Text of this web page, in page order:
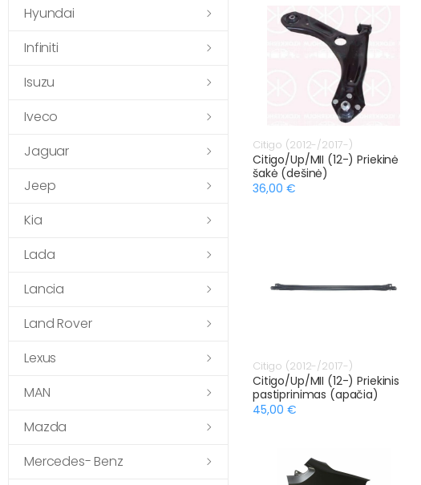
Hyundai
Infiniti
Isuzu
Iveco
Jaguar
Jeep
Kia
Lada
Lancia
Land Rover
Lexus
MAN
Mazda
Mercedes- Benz
Citigo (2012-/2017-)
Citigo/Up/MII (12-) Priekinė
šakė (dešinė)
36,00 €
Citigo (2012-/2017-)
Citigo/Up/MII (12-) Priekinis
pastiprinimas (apačia)
45,00 €